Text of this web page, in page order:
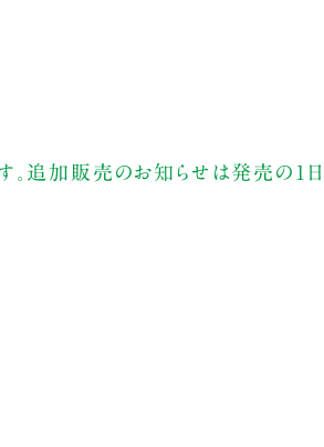
。追加販売のお知らせは発売の1